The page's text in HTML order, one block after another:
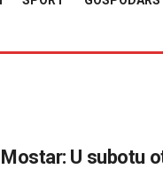
Mostar: U subotu